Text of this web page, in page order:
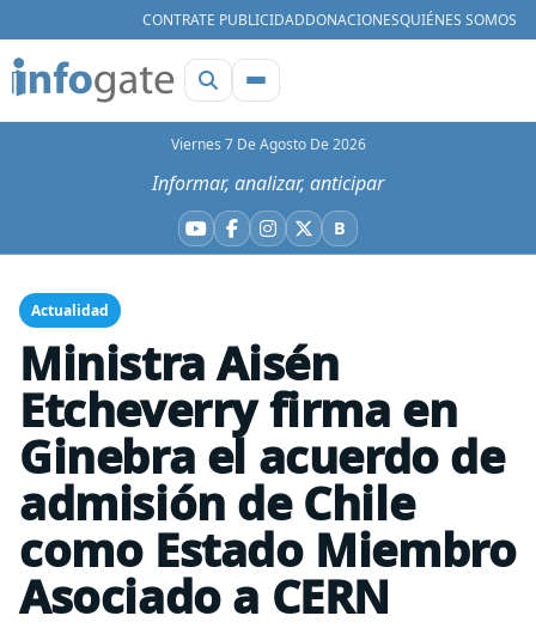
CONTRATE PUBLICIDADDONACIONESQUIÉNES SOMOS
Viernes 7 De Agosto De 2026
Informar, analizar, anticipar
YouTube
Facebook
Instagram
X BBluesky
Actualidad
Ministra Aisén
Etcheverry firma en
Ginebra el acuerdo de
admisión de Chile
como Estado Miembro
Asociado a CERN